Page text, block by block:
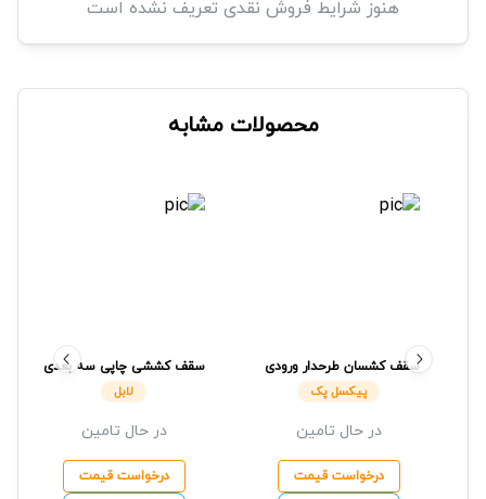
هنوز شرایط فروش نقدی تعریف نشده است
محصولات مشابه
سقف کشسان طرحدار ورودی
پیکسل پکپیکسل پک
در حال تامین
درخواست قیمت
سقف کششی چاپی سه بعدی
لابل
در حال تامین
درخواست قیمت